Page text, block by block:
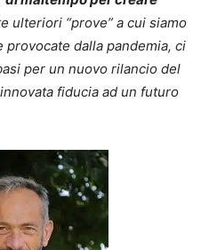
ulteriori “prove” a cui siamo
dalla pandemia, ci
per un nuovo rilancio del
fiducia ad un futuro